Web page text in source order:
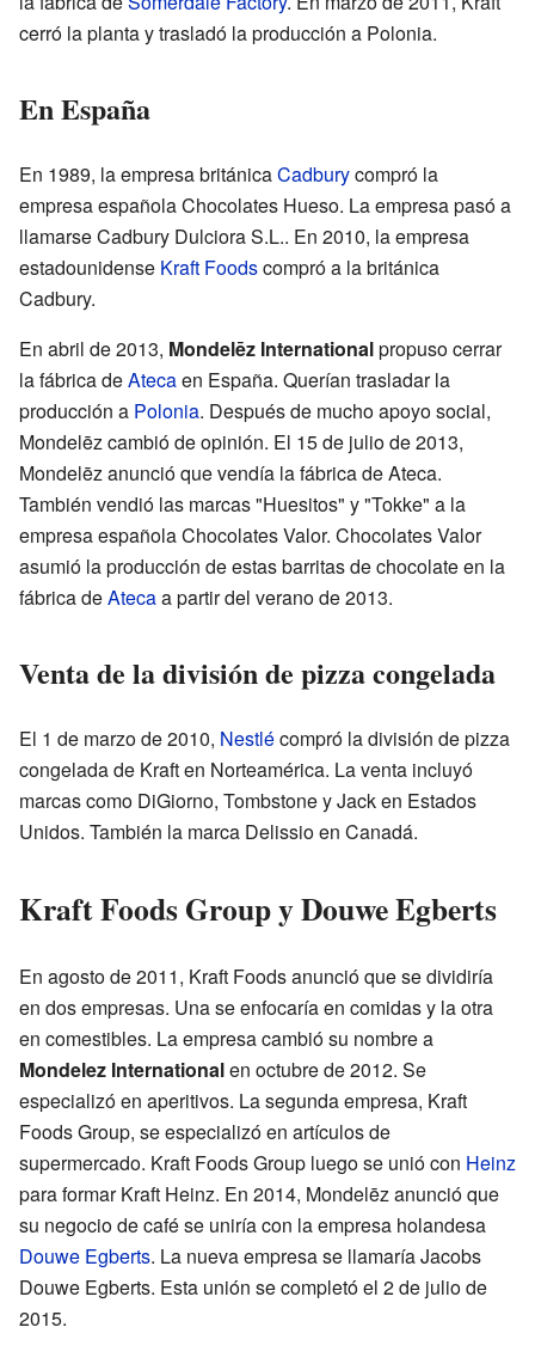
cerró la planta y trasladó la producción a Polonia.
En España
En 1989, la empresa británicaCadburycompró la
empresa española Chocolates Hueso. La empresa pasó a
llamarse Cadbury Dulciora S.L.. En 2010, la empresa
estadounidense Kraft Foodscompró a la británica
Cadbury.
En abril de 2013, Mondelēz Internationalpropuso cerrar
la fábrica deAtecaen España. Querían trasladar la
producción a Polonia. Después de mucho apoyo social,
Mondelēz cambió de opinión. El 15 de julio de 2013,
Mondelēz anunció que vendía la fábrica de Ateca.
También vendió las marcas "Huesitos" y "Tokke" a la
empresa española Chocolates Valor. Chocolates Valor
asumió la producción de estas barritas de chocolate en la
fábrica deAtecaa partir del verano de 2013.
Venta de la división de pizza congelada
El 1 de marzo de 2010, Nestlécompró la división de pizza
congelada de Kraft en Norteamérica. La venta incluyó
marcas como DiGiorno, Tombstone y Jack en Estados
Unidos. También la marca Delissio en Canadá.
Kraft Foods Group y Douwe Egberts
En agosto de 2011, Kraft Foods anunció que se dividiría
en dos empresas. Una se enfocaría en comidas y la otra
en comestibles. La empresa cambió su nombre a
Mondelez Internationalen octubre de 2012. Se
especializó en aperitivos. La segunda empresa, Kraft
Foods Group, se especializó en artículos de
supermercado. Kraft Foods Group luego se unió con Heinz
para formar Kraft Heinz. En 2014, Mondelēz anunció que
su negocio de café se uniría con la empresa holandesa
Douwe Egberts. La nueva empresa se llamaría Jacobs
Douwe Egberts. Esta unión se completó el 2 de julio de
2015.